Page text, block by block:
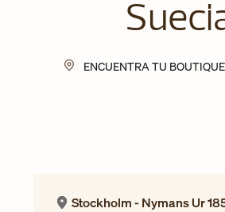
ENCUENTRA TU
Stockholm - Nymans Ur